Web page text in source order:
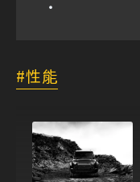
性能